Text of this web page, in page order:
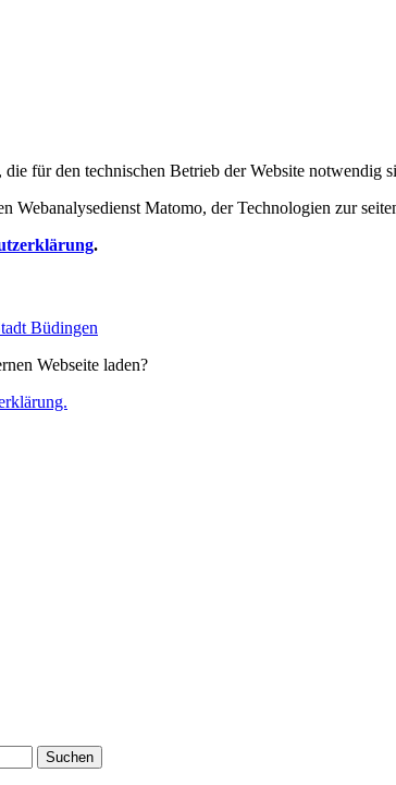
für den technischen Betrieb der Website notwendig
Webanalysedienst Matomo, der Technologien zur
.
Webseite laden?
Suchen